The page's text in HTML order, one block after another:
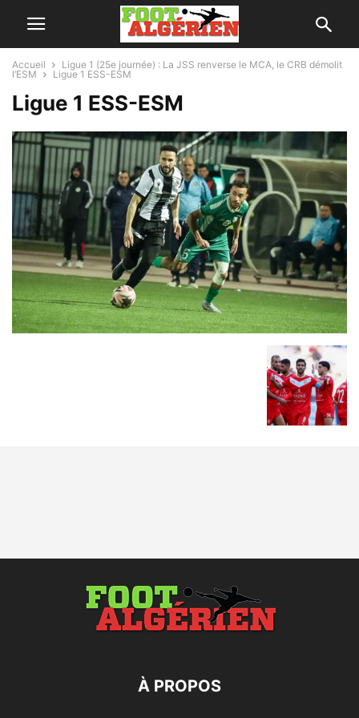
Accueil
Ligue 1 (25e journée) : La JSS renverse le MCA, le CRB démolit
l’ESM
Ligue 1 ESS-ESM
Ligue 1 ESS-ESM
À PROPOS